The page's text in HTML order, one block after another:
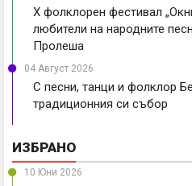
X фолклорен фестивал
любители на народните
Пролеша
04 Август 2026
С песни, танци и фолклор
традиционния си събор
ИЗБРАНО
10 Юни 2026